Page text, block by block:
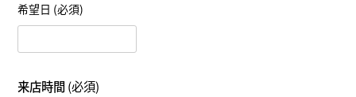
希望日 (必須)
来店時間 (必須)